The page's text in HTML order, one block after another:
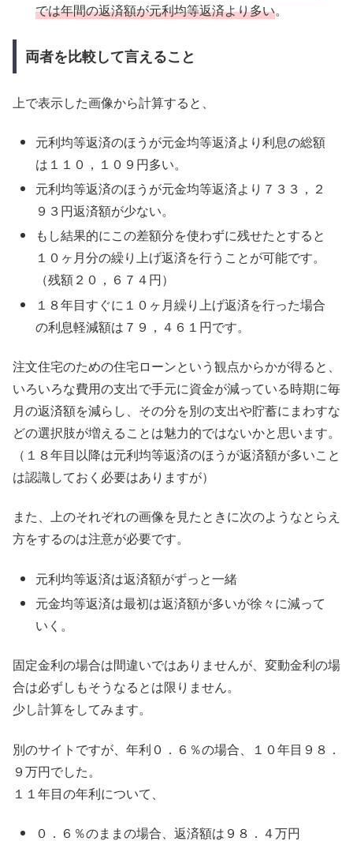
では年間の返済額が元利均等返済より多い。
両者を比較して言えること
上で表示した画像から計算すると、
元利均等返済のほうが元金均等返済より利息の総額
は１１０，１０９円多い。
元利均等返済のほうが元金均等返済より７３３，２
９３円返済額が少ない。
もし結果的にこの差額分を使わずに残せたとすると
１０ヶ月分の繰り上げ返済を行うことが可能です。
（残額２０，６７４円）
１８年目すぐに１０ヶ月繰り上げ返済を行った場合
の利息軽減額は７９，４６１円です。
注文住宅のための住宅ローンという観点からかが得ると、
いろいろな費用の支出で手元に資金が減っている時期に毎
月の返済額を減らし、その分を別の支出や貯蓄にまわすな
どの選択肢が増えることは魅力的ではないかと思います。
（１８年目以降は元利均等返済のほうが返済額が多いこと
は認識しておく必要はありますが）
また、上のそれぞれの画像を見たときに次のようなとらえ
方をするのは注意が必要です。
元利均等返済は返済額がずっと一緒
元金均等返済は最初は返済額が多いが徐々に減って
いく。
固定金利の場合は間違いではありませんが、変動金利の場
合は必ずしもそうなるとは限りません。
少し計算をしてみます。
別のサイトですが、年利０．６％の場合、１０年目９８．
９万円でした。
１１年目の年利について、
０．６％のままの場合、返済額は９８．４万円